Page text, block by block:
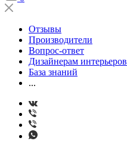
Отзывы
Производители
Вопрос-ответ
Дизайнерам интерьеров
База знаний
...